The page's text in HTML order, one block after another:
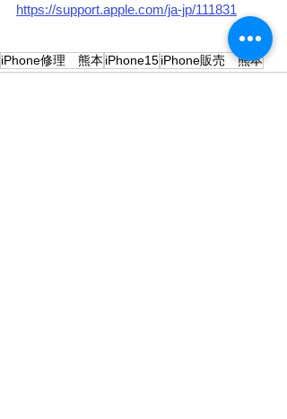
https://support.apple.com/ja-jp/111831
iPhone修理 熊本 iPhone15iPhone販売 熊本